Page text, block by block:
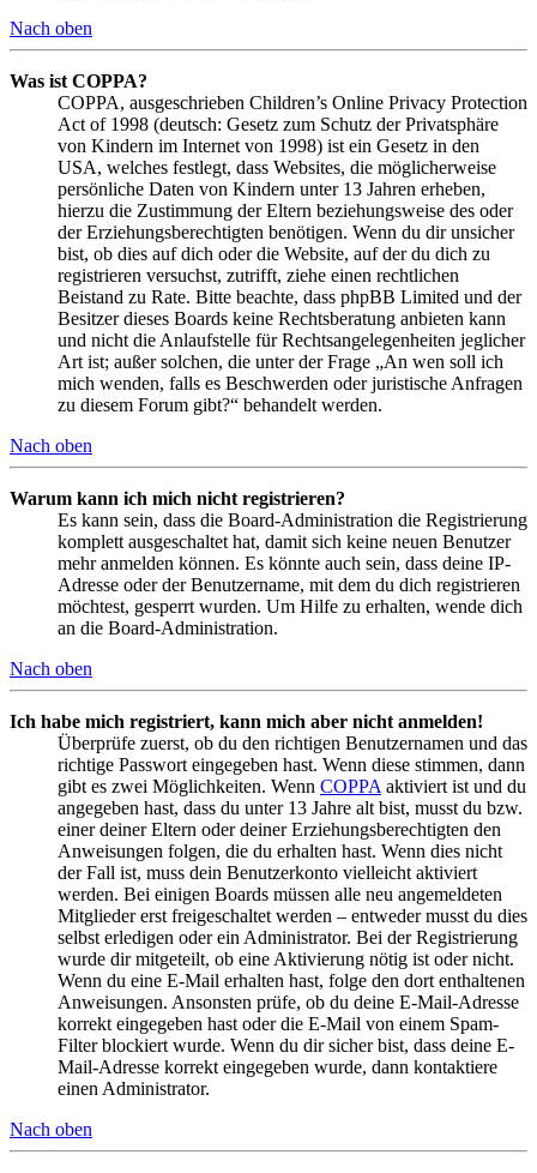
Nach oben
Was ist COPPA?
COPPA, ausgeschrieben Children’s Online Privacy Protection
Act of 1998 (deutsch: Gesetz zum Schutz der Privatsphäre
von Kindern im Internet von 1998) ist ein Gesetz in den
USA, welches festlegt, dass Websites, die möglicherweise
persönliche Daten von Kindern unter 13 Jahren erheben,
hierzu die Zustimmung der Eltern beziehungsweise des oder
der Erziehungsberechtigten benötigen. Wenn du dir unsicher
bist, ob dies auf dich oder die Website, auf der du dich zu
registrieren versuchst, zutrifft, ziehe einen rechtlichen
Beistand zu Rate. Bitte beachte, dass phpBB Limited und der
Besitzer dieses Boards keine Rechtsberatung anbieten kann
und nicht die Anlaufstelle für Rechtsangelegenheiten jeglicher
Art ist; außer solchen, die unter der Frage „An wen soll ich
mich wenden, falls es Beschwerden oder juristische Anfragen
zu diesem Forum gibt?“ behandelt werden.
Nach oben
Warum kann ich mich nicht registrieren?
Es kann sein, dass die Board-Administration die Registrierung
komplett ausgeschaltet hat, damit sich keine neuen Benutzer
mehr anmelden können. Es könnte auch sein, dass deine IP-
Adresse oder der Benutzername, mit dem du dich registrieren
möchtest, gesperrt wurden. Um Hilfe zu erhalten, wende dich
an die Board-Administration.
Nach oben
Ich habe mich registriert, kann mich aber nicht anmelden!
Überprüfe zuerst, ob du den richtigen Benutzernamen und das
richtige Passwort eingegeben hast. Wenn diese stimmen, dann
gibt es zwei Möglichkeiten. Wenn COPPA aktiviert ist und du
angegeben hast, dass du unter 13 Jahre alt bist, musst du bzw.
einer deiner Eltern oder deiner Erziehungsberechtigten den
Anweisungen folgen, die du erhalten hast. Wenn dies nicht
der Fall ist, muss dein Benutzerkonto vielleicht aktiviert
werden. Bei einigen Boards müssen alle neu angemeldeten
Mitglieder erst freigeschaltet werden – entweder musst du dies
selbst erledigen oder ein Administrator. Bei der Registrierung
wurde dir mitgeteilt, ob eine Aktivierung nötig ist oder nicht.
Wenn du eine E-Mail erhalten hast, folge den dort enthaltenen
Anweisungen. Ansonsten prüfe, ob du deine E-Mail-Adresse
korrekt eingegeben hast oder die E-Mail von einem Spam-
Filter blockiert wurde. Wenn du dir sicher bist, dass deine E-
Mail-Adresse korrekt eingegeben wurde, dann kontaktiere
einen Administrator.
Nach oben